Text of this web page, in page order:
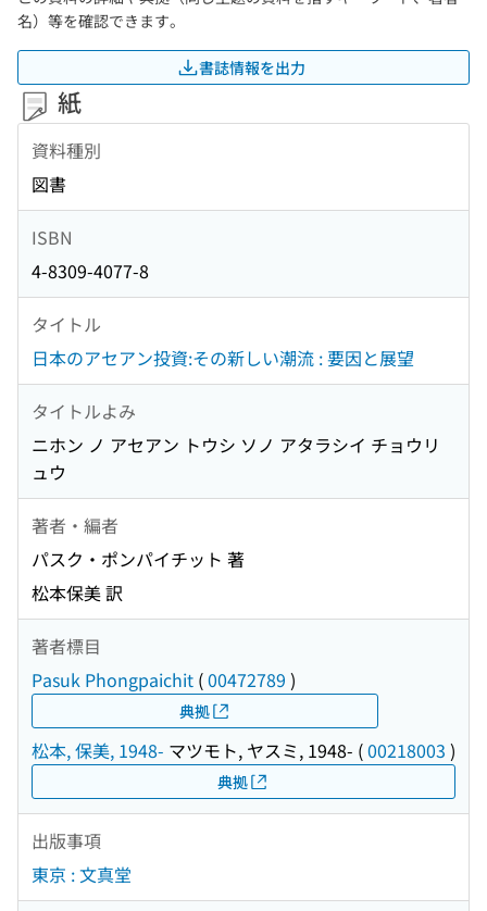
名）等を確認できます。
書誌情報を出力
紙
資料種別
図書
ISBN
4-8309-4077-8
タイトル
日本のアセアン投資:その新しい潮流 : 要因と展望
タイトルよみ
ニホン ノ アセアン トウシ ソノ アタラシイ チョウリ
ュウ
著者・編者
パスク・ポンパイチット 著
松本保美 訳
著者標目
Pasuk Phongpaichit (00472789 )
典拠
松本, 保美, 1948- マツモト, ヤスミ, 1948- (00218003 )
典拠
出版事項
東京 : 文真堂